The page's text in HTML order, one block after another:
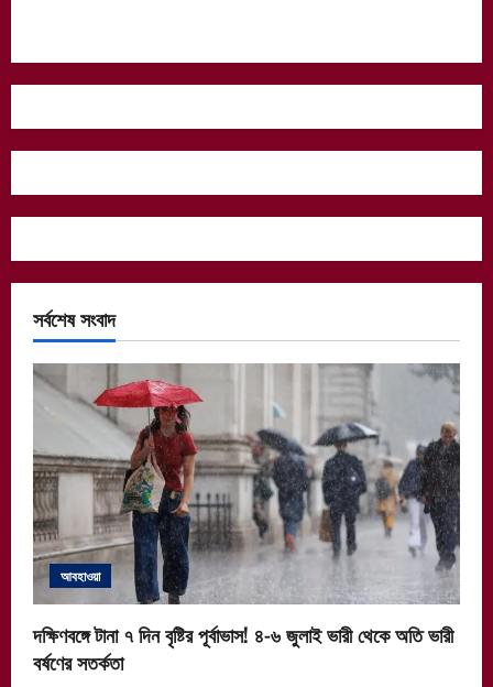
সর্বশেষ সংবাদ
আবহাওয়া
দক্ষিণবঙ্গে টানা ৭ দিন বৃষ্টির পূর্বাভাস! ৪-৬ জুলাই ভারী থেকে অতি ভারী
বর্ষণের সতর্কতা